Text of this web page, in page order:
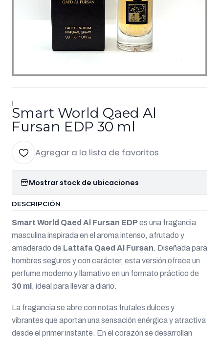
|
Smart World Qaed Al
Fursan EDP 30 ml
Agregar a la lista de favoritos
Mostrar stock de ubicaciones
DESCRIPCIÓN
Smart World Qaed Al Fursan EDPes una fragancia
masculina inspirada en el aroma intenso, afrutado y
amaderado de Lattafa Qaed Al Fursan. Diseñada para
hombres seguros y con carácter, esta versión ofrece un
perfume moderno y llamativo en un formato práctico de
30 ml , ideal para llevar a diario.
La fragancia se abre con notas frutales dulces y
vibrantes que aportan una sensación enérgica y atractiva
desde el primer instante. En el corazón se desarrollan